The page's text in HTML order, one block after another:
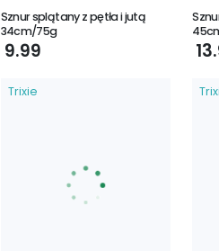
Sznur splątany z pętła i jutą
34cm/75g
9.99
Trixie